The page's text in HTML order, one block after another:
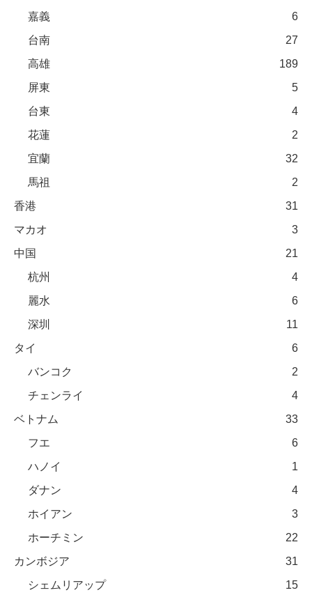
嘉義
6
台南
27
高雄
189
屏東
5
台東
4
花蓮
2
宜蘭
32
馬祖
2
香港
31
マカオ
3
中国
21
杭州
4
麗水
6
深圳
11
タイ
6
バンコク
2
チェンライ
4
ベトナム
33
フエ
6
ハノイ
1
ダナン
4
ホイアン
3
ホーチミン
22
カンボジア
31
シェムリアップ
15